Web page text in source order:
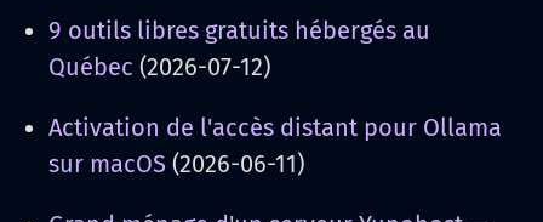
9 outils libres gratuits hébergés au
Québec (2026-07-12)
Activation de l'accès distant pour Ollama
sur macOS (2026-06-11)